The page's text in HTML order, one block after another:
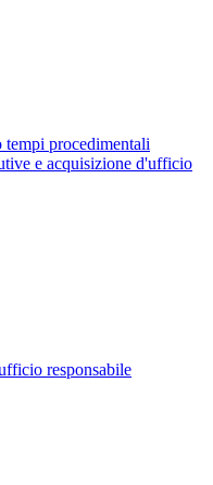
procedimentali
e acquisizione d'ufficio
responsabile